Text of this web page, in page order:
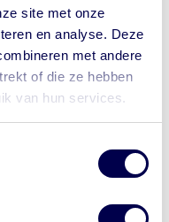
site met onze
en analyse. Deze
met andere
of die ze hebben
van hun services.
maken
- Ministerie